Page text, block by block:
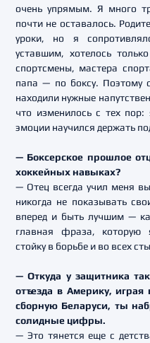
очень упрямым. Я много
почти не оставалось.
уроки, но я
уставшим, хотелось
спортсмены, мастера
папа — по боксу. Поэтому
находили нужные
что изменилось с тех
эмоции научился держать
— Боксерское прошлое
хоккейных навыках?
— Отец всегда учил меня
никогда не показывать
вперед и быть лучшим —
главная фраза, которую
стойку в борьбе и во всех
— Откуда у защитника
отъезда в Америку,
сборную Беларуси, ты
солидные цифры.
— Это тянется еще с